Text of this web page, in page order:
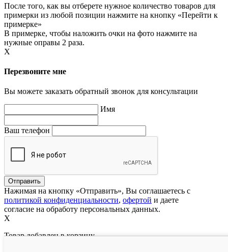
После того, как вы отберете нужное количество товаров для
примерки из любой позиции нажмите на кнопку «Перейти к
примерке»
В примерке, чтобы наложить очки на фото нажмите на
нужные оправы 2 раза.
X
Перезвоните мне
Вы можете заказать обратный звонок для консультации
Имя
Ваш телефон
Нажимая на кнопку «Отправить», Вы соглашаетесь с
политикой конфиденциальности, офертой и даете
согласие на обработу персональных данных.
X
Товар добавлен в корзину